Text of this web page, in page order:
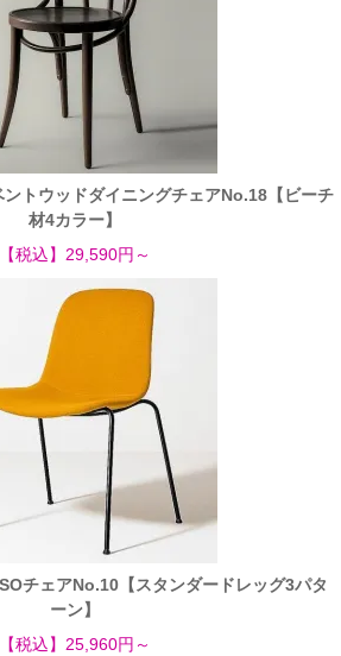
トウッドダイニングチェアNo.18【ビーチ
材4カラー】
【税込】29,590円～
チェアNo.10【スタンダードレッグ3パタ
ーン】
【税込】25,960円～